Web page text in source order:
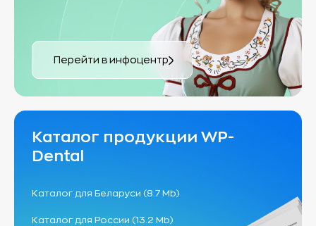
Перейти в инфоцентр
Каталог продукции WP-
Dental
Каталог для Беларуси (8.7 Mb)
Каталог для России (13.2 Mb)